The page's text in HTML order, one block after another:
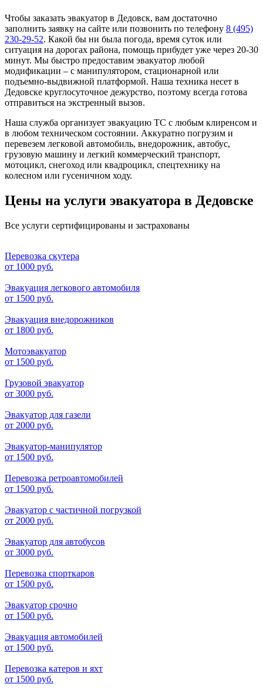
Чтобы заказать эвакуатор в Дедовск, вам достаточно
заполнить заявку на сайте или позвонить по телефону 8 (495)
230-29-52. Какой бы ни была погода, время суток или
ситуация на дорогах района, помощь прибудет уже через 20-30
минут. Мы быстро предоставим эвакуатор любой
модификации – с манипулятором, стационарной или
подъемно-выдвижной платформой. Наша техника несет в
Дедовске круглосуточное дежурство, поэтому всегда готова
отправиться на экстренный вызов.
Наша служба организует эвакуацию ТС с любым клиренсом и
в любом техническом состоянии. Аккуратно погрузим и
перевезем легковой автомобиль, внедорожник, автобус,
грузовую машину и легкий коммерческий транспорт,
мотоцикл, снегоход или квадроцикл, спецтехнику на
колесном или гусеничном ходу.
Цены на услуги эвакуатора в Дедовске
Все услуги сертифицированы и застрахованы
Перевозка скутера
от 1000 руб.
Эвакуация легкового автомобиля
от 1500 руб.
Эвакуация внедорожников
от 1800 руб.
Мотоэвакуатор
от 1500 руб.
Грузовой эвакуатор
от 3000 руб.
Эвакуатор для газели
от 2000 руб.
Эвакуатор-манипулятор
от 1500 руб.
Перевозка ретроавтомобилей
от 1500 руб.
Эвакуатор с частичной погрузкой
от 2000 руб.
Эвакуатор для автобусов
от 3000 руб.
Перевозка спорткаров
от 1500 руб.
Эвакуатор срочно
от 1500 руб.
Эвакуация автомобилей
от 1500 руб.
Перевозка катеров и яхт
от 1500 руб.